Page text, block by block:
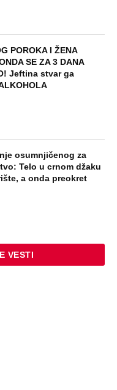
POROKA I ŽENA
SE ZA 3 DANA
Jeftina stvar ga
osumnjičenog za
Telo u crnom džaku
a onda preokret
VESTI